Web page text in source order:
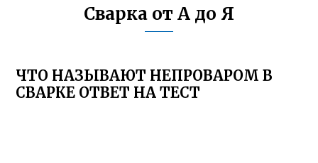
Сварка от А до Я
ЧТО НАЗЫВАЮТ НЕПРОВАРОМ В
СВАРКЕ ОТВЕТ НА ТЕСТ